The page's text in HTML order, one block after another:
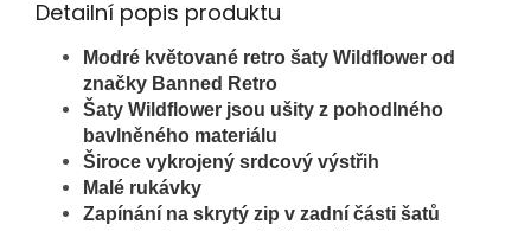
Detailní popis produktu
Modré květované retro šaty Wildflower od
značky Banned Retro
Šaty Wildflower jsou ušity z pohodlného
bavlněného materiálu
Široce vykrojený srdcový výstřih
Malé rukávky
Zapínání na skrytý zip v zadní části šatů